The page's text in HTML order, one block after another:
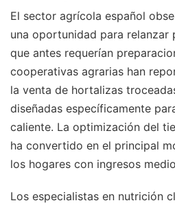
El sector agrícola español
una oportunidad para relanzar
que antes requerían
cooperativas agrarias han
la venta de hortalizas
diseñadas específicamente
caliente. La optimización del
ha convertido en el principal
los hogares con ingresos
Los especialistas en nutrición